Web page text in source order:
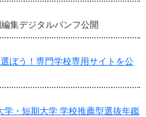
集デジタルパンフ公開
ぼう！専門学校専用サイトを公
・短期大学 学校推薦型選抜年鑑